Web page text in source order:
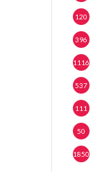
120
396
1116
537
111
50
1850